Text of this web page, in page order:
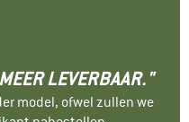
LEVERBAAR."
model, ofwel zullen we